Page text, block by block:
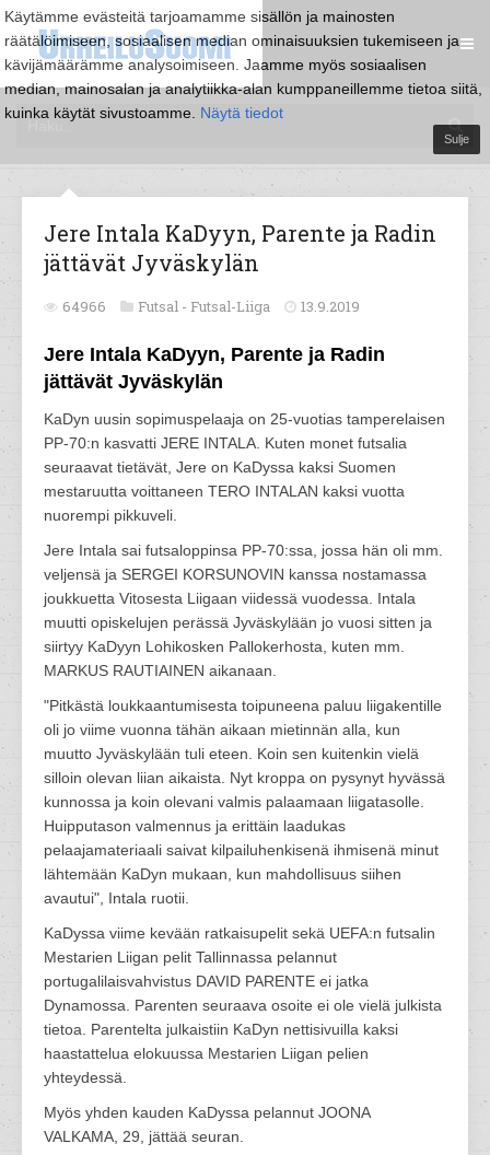
Käytämme evästeitä tarjoamamme sisällön ja mainosten
räätälöimiseen, sosiaalisen median ominaisuuksien tukemiseen ja
kävijämäärämme analysoimiseen. Jaamme myös sosiaalisen
median, mainosalan ja analytiikka-alan kumppaneillemme tietoa siitä,
kuinka käytät sivustoamme. Näytä tiedot
Sulje
Jere Intala KaDyyn, Parente ja Radin
jättävät Jyväskylän
64966 Futsal - Futsal-Liiga 13.9.2019
Jere Intala KaDyyn, Parente ja Radin
jättävät Jyväskylän
KaDyn uusin sopimuspelaaja on 25-vuotias tamperelaisen
PP-70:n kasvatti JERE INTALA. Kuten monet futsalia
seuraavat tietävät, Jere on KaDyssa kaksi Suomen
mestaruutta voittaneen TERO INTALAN kaksi vuotta
nuorempi pikkuveli.
Jere Intala sai futsaloppinsa PP-70:ssa, jossa hän oli mm.
veljensä ja SERGEI KORSUNOVIN kanssa nostamassa
joukkuetta Vitosesta Liigaan viidessä vuodessa. Intala
muutti opiskelujen perässä Jyväskylään jo vuosi sitten ja
siirtyy KaDyyn Lohikosken Pallokerhosta, kuten mm.
MARKUS RAUTIAINEN aikanaan.
"Pitkästä loukkaantumisesta toipuneena paluu liigakentille
oli jo viime vuonna tähän aikaan mietinnän alla, kun
muutto Jyväskylään tuli eteen. Koin sen kuitenkin vielä
silloin olevan liian aikaista. Nyt kroppa on pysynyt hyvässä
kunnossa ja koin olevani valmis palaamaan liigatasolle.
Huipputason valmennus ja erittäin laadukas
pelaajamateriaali saivat kilpailuhenkisenä ihmisenä minut
lähtemään KaDyn mukaan, kun mahdollisuus siihen
avautui", Intala ruotii.
KaDyssa viime kevään ratkaisupelit sekä UEFA:n futsalin
Mestarien Liigan pelit Tallinnassa pelannut
portugalilaisvahvistus DAVID PARENTE ei jatka
Dynamossa. Parenten seuraava osoite ei ole vielä julkista
tietoa. Parentelta julkaistiin KaDyn nettisivuilla kaksi
haastattelua elokuussa Mestarien Liigan pelien
yhteydessä.
Myös yhden kauden KaDyssa pelannut JOONA
VALKAMA, 29, jättää seuran.